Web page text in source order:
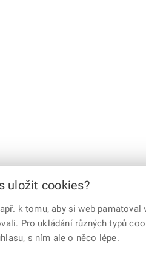
uložit cookies?
k tomu, aby si web pamatoval
Pro ukládání různých typů
s ním ale o něco lépe.